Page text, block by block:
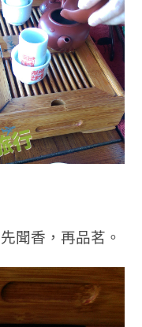
聞香，再品茗。